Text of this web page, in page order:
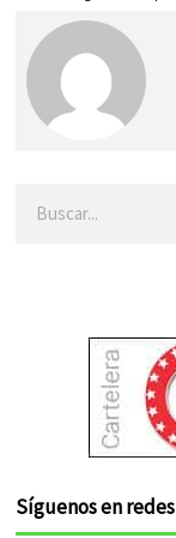
Síguenos en redes